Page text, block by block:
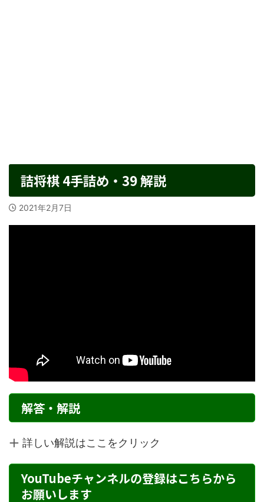
詰将棋 4手詰め・39 解説
2021年2月7日
解答・解説
詳しい解説はここをクリック
YouTubeチャンネルの登録はこちらから
お願いします